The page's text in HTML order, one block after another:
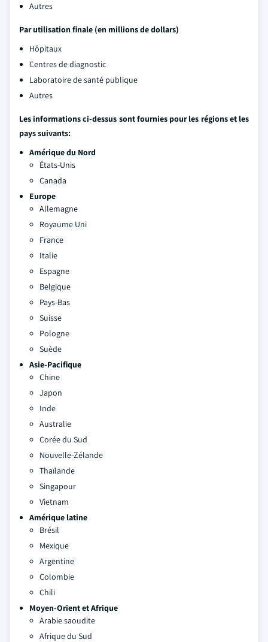
Autres
Par utilisation finale (en millions de dollars)
Hôpitaux
Centres de diagnostic
Laboratoire de santé publique
Autres
Les informations ci-dessus sont fournies pour les régions et les
pays suivants:
Amérique du Nord
États-Unis
Canada
Europe
Allemagne
Royaume Uni
France
Italie
Espagne
Belgique
Pays-Bas
Suisse
Pologne
Suède
Asie-Pacifique
Chine
Japon
Inde
Australie
Corée du Sud
Nouvelle-Zélande
Thaïlande
Singapour
Vietnam
Amérique latine
Brésil
Mexique
Argentine
Colombie
Chili
Moyen-Orient et Afrique
Arabie saoudite
Afrique du Sud